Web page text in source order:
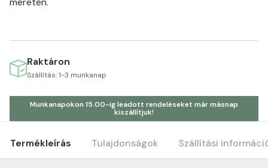
Raktáron
Szállítás: 1-3 munkanap
Munkanapokon 15.00-ig leadott rendeléseket már másnap
kiszállítjuk!
Termékleírás Tulajdonságok Szállítási